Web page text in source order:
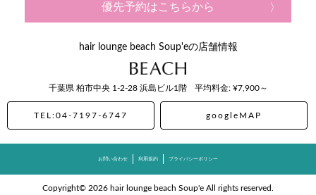
優先予約はこちらから
hair lounge beach Soup'eの店舗情報
千葉県 柏市中央 1-2-28 浜島ビル1階 平均料金: ¥7,900～
TEL:04-7197-6747 googleMAP
お問い合わせ 利用規約 プライバシーポリシー
Copyright© 2026 hair lounge beach Soup'e All rights reserved.